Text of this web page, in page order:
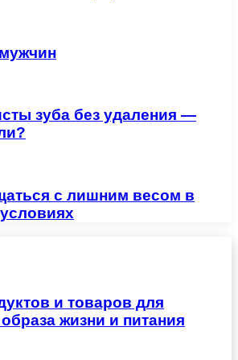
зуба без удаления —
с лишним весом в
и товаров для
жизни и питания